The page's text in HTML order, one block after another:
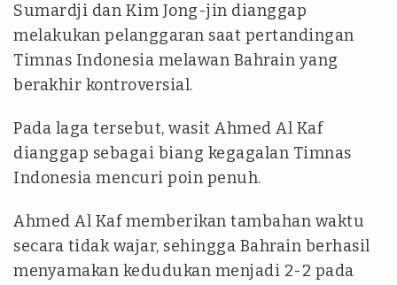
Sumardji dan Kim Jong-jin dianggap
melakukan pelanggaran saat pertandingan
Timnas Indonesia melawan Bahrain yang
berakhir kontroversial.
Pada laga tersebut, wasit Ahmed Al Kaf
dianggap sebagai biang kegagalan Timnas
Indonesia mencuri poin penuh.
Ahmed Al Kaf memberikan tambahan waktu
secara tidak wajar, sehingga Bahrain berhasil
menyamakan kedudukan menjadi 2-2 pada